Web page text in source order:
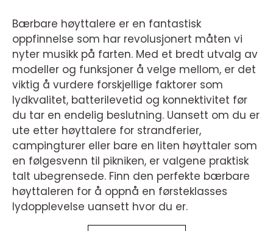
Bærbare høyttalere er en fantastisk
oppfinnelse som har revolusjonert måten vi
nyter musikk på farten. Med et bredt utvalg av
modeller og funksjoner å velge mellom, er det
viktig å vurdere forskjellige faktorer som
lydkvalitet, batterilevetid og konnektivitet før
du tar en endelig beslutning. Uansett om du er
ute etter høyttalere for strandferier,
campingturer eller bare en liten høyttaler som
en følgesvenn til pikniken, er valgene praktisk
talt ubegrensede. Finn den perfekte bærbare
høyttaleren for å oppnå en førsteklasses
lydopplevelse uansett hvor du er.